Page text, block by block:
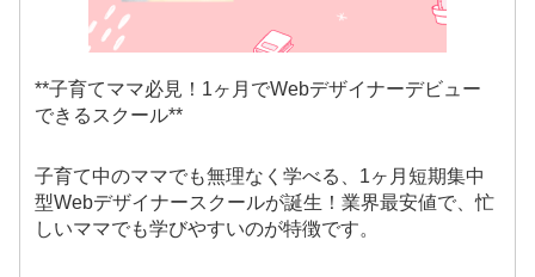
**子育てママ必見！1ヶ月でWebデザイナーデビュー
できるスクール**
子育て中のママでも無理なく学べる、1ヶ月短期集中
型Webデザイナースクールが誕生！業界最安値で、忙
しいママでも学びやすいのが特徴です。